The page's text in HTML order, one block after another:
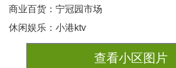
商业百货：宁冠园市场
休闲娱乐：小港ktv